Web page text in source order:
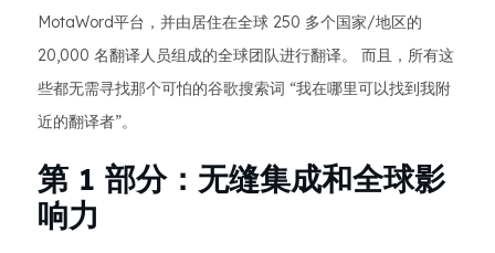
MotaWord平台，并由居住在全球 250 多个国家/地区的
20,000 名翻译人员组成的全球团队进行翻译。 而且，所有这
些都无需寻找那个可怕的谷歌搜索词 “我在哪里可以找到我附
近的翻译者”。
第 1 部分：无缝集成和全球影
响力